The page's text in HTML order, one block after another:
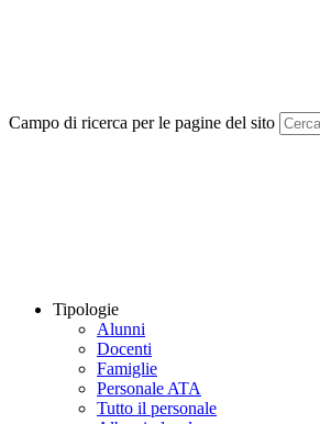
Campo di ricerca per le pagine del sito
Tipologie
Alunni
Docenti
Famiglie
Personale ATA
Tutto il personale